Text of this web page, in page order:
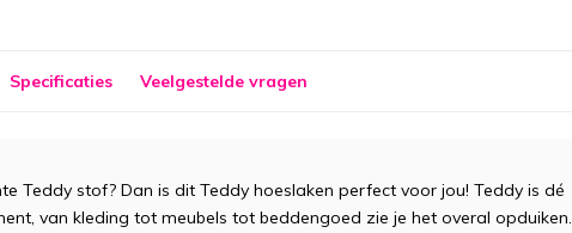
Specificaties Veelgestelde vragen
Teddy stof? Dan is dit Teddy hoeslaken perfect voor jou! Teddy is dé
van kleding tot meubels tot beddengoed zie je het overal opduiken.